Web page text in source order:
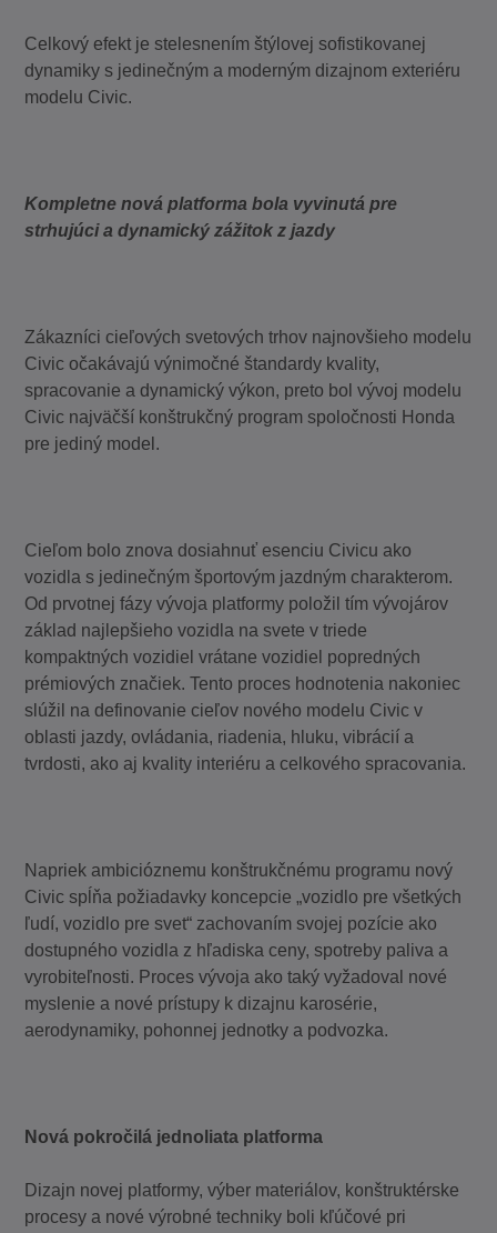
Celkový efekt je stelesnením štýlovej sofistikovanej
dynamiky s jedinečným a moderným dizajnom exteriéru
modelu Civic.
Kompletne nová platforma bola vyvinutá pre
strhujúci a dynamický zážitok z jazdy
Zákazníci cieľových svetových trhov najnovšieho modelu
Civic očakávajú výnimočné štandardy kvality,
spracovanie a dynamický výkon, preto bol vývoj modelu
Civic najväčší konštrukčný program spoločnosti Honda
pre jediný model.
Cieľom bolo znova dosiahnuť esenciu Civicu ako
vozidla s jedinečným športovým jazdným charakterom.
Od prvotnej fázy vývoja platformy položil tím vývojárov
základ najlepšieho vozidla na svete v triede
kompaktných vozidiel vrátane vozidiel popredných
prémiových značiek. Tento proces hodnotenia nakoniec
slúžil na definovanie cieľov nového modelu Civic v
oblasti jazdy, ovládania, riadenia, hluku, vibrácií a
tvrdosti, ako aj kvality interiéru a celkového spracovania.
Napriek ambicióznemu konštrukčnému programu nový
Civic spĺňa požiadavky koncepcie „vozidlo pre všetkých
ľudí, vozidlo pre svet“ zachovaním svojej pozície ako
dostupného vozidla z hľadiska ceny, spotreby paliva a
vyrobiteľnosti. Proces vývoja ako taký vyžadoval nové
myslenie a nové prístupy k dizajnu karosérie,
aerodynamiky, pohonnej jednotky a podvozka.
Nová pokročilá jednoliata platforma
Dizajn novej platformy, výber materiálov, konštruktérske
procesy a nové výrobné techniky boli kľúčové pri